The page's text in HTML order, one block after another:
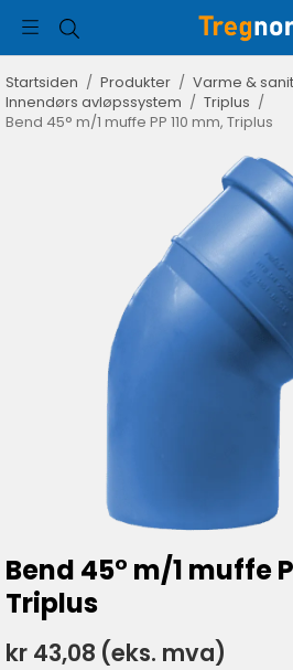
Startsiden / Produkter / Varme &
Innendørs avløpssystem / Triplus /
Bend 45° m/1 muffe PP 110 mm, Triplus
Bend 45° m/1 muffe
Triplus
kr 43,08 (eks. mva)